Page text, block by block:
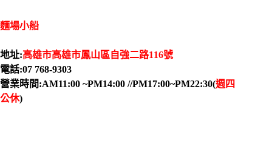
麵場小船
地址:高雄市高雄市鳳山區自強二路116號
電話:07 768-9303
營業時間:AM11:00 ~PM14:00 //PM17:00~PM22:30(週四
公休)